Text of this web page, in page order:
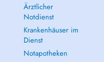
Ärztlicher
Notdienst
Krankenhäuser im
Dienst
Notapotheken